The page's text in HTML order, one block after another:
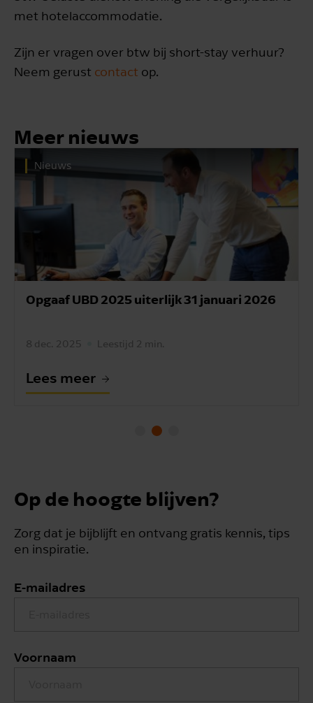
met hotelaccommodatie.
Zijn er vragen over btw bij short-stay verhuur?
Neem gerust contact op.
Meer nieuws
Nieuws
Opgaaf UBD 2025 uiterlijk 31 januari 2026
8 dec. 2025 Leestijd 2 min.
Lees meer
Op de hoogte blijven?
Zorg dat je bijblijft en ontvang gratis kennis, tips
en inspiratie.
E-mailadres
Voornaam